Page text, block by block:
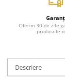
Oferim 30 de zile
produsele
Descriere